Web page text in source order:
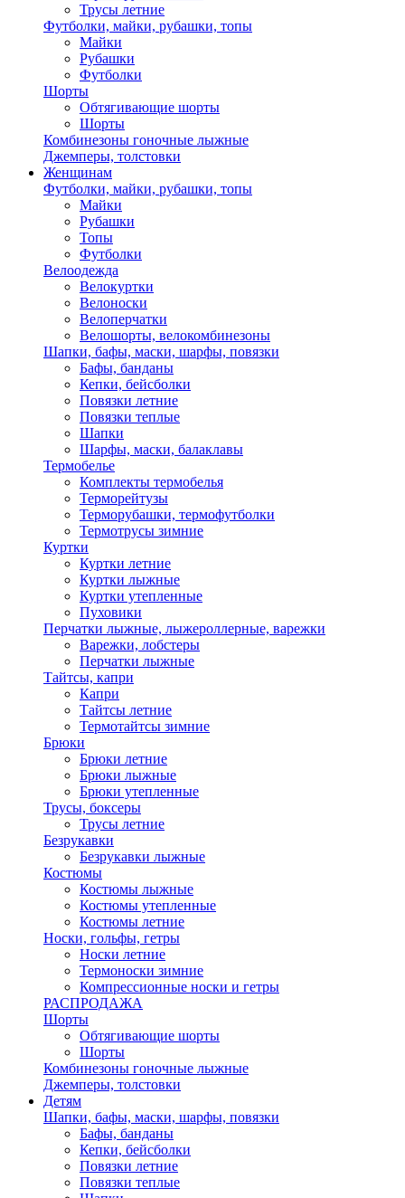
Трусы летние
Футболки, майки, рубашки, топы
Майки
Рубашки
Футболки
Шорты
Обтягивающие шорты
Шорты
Комбинезоны гоночные лыжные
Джемперы, толстовки
Женщинам
Футболки, майки, рубашки, топы
Майки
Рубашки
Топы
Футболки
Велоодежда
Велокуртки
Велоноски
Велоперчатки
Велошорты, велокомбинезоны
Шапки, бафы, маски, шарфы, повязки
Бафы, банданы
Кепки, бейсболки
Повязки летние
Повязки теплые
Шапки
Шарфы, маски, балаклавы
Термобелье
Комплекты термобелья
Терморейтузы
Терморубашки, термофутболки
Термотрусы зимние
Куртки
Куртки летние
Куртки лыжные
Куртки утепленные
Пуховики
Перчатки лыжные, лыжероллерные, варежки
Варежки, лобстеры
Перчатки лыжные
Тайтсы, капри
Капри
Тайтсы летние
Термотайтсы зимние
Брюки
Брюки летние
Брюки лыжные
Брюки утепленные
Трусы, боксеры
Трусы летние
Безрукавки
Безрукавки лыжные
Костюмы
Костюмы лыжные
Костюмы утепленные
Костюмы летние
Носки, гольфы, гетры
Носки летние
Термоноски зимние
Компрессионные носки и гетры
РАСПРОДАЖА
Шорты
Обтягивающие шорты
Шорты
Комбинезоны гоночные лыжные
Джемперы, толстовки
Детям
Шапки, бафы, маски, шарфы, повязки
Бафы, банданы
Кепки, бейсболки
Повязки летние
Повязки теплые